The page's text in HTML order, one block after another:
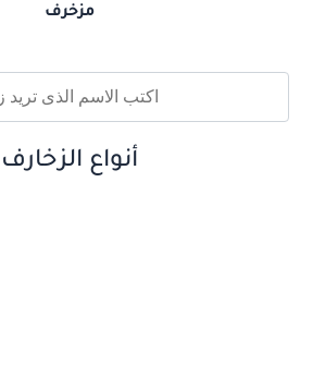
مزخرف
أنواع الزخارف